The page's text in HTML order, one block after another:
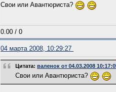
Свои или Авантюриста?
0.00 / 0
04 марта 2008, 10:29:27
Цитата: валенок от 04.03.2008
Свои или Авантюриста?